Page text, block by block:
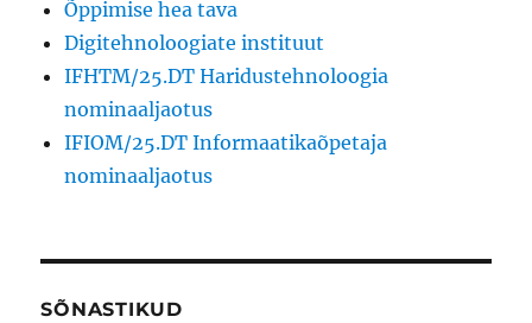
Õppimise hea tava
Digitehnoloogiate instituut
IFHTM/25.DT Haridustehnoloogia
nominaaljaotus
IFIOM/25.DT Informaatikaõpetaja
nominaaljaotus
SÕNASTIKUD